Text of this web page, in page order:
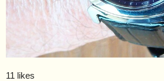
11 likes